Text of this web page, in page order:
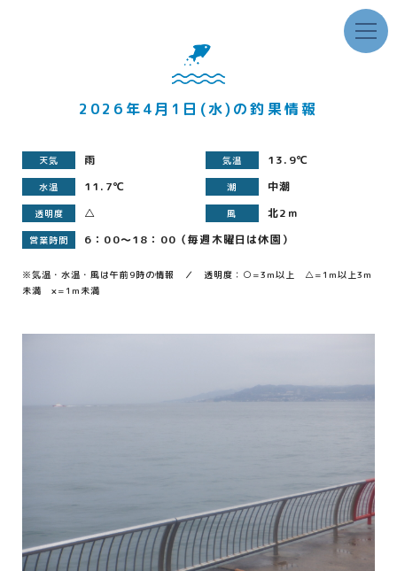
2026年4月1日(水)の釣果情報
天気 雨 気温 13.9℃
水温 11.7℃ 潮 中潮
透明度 △ 風 北2ｍ
営業時間 6：00～18：00（毎週木曜日は休園）
※気温・水温・風は午前9時の情報 ／ 透明度：○=3m以上 △=1m以上3m
未満 ×=1m未満